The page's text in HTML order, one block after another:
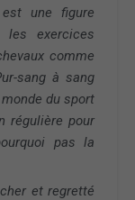
une figure
les exercices
comme
sang à sang
du sport
régulière pour
pas la
et regretté